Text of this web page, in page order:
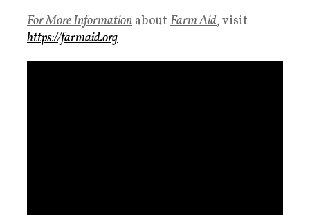
For More Information about Farm Aid, visit
https://farmaid.org